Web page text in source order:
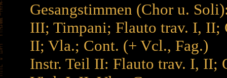
Gesangstimmen (Chor u.
III; Timpani; Flauto trav. I, II;
II; Vla.; Cont. (+ Vcl., Fag.)
Instr. Teil II: Flauto trav. I, II;